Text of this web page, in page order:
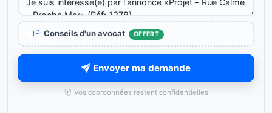
Conseils d'un avocat OFFERT
Envoyer ma demande
Vos coordonnées restent confidentielles